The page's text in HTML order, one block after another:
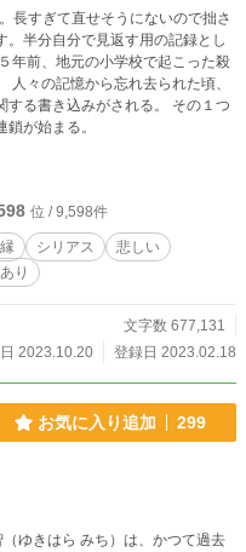
長すぎて直せそうにないので拙さ
。半分自分で見返す用の記録とし
人々の記憶から忘れ去られた頃、
する書き込みがされる。 その１つ
が始まる。
位 / 9,598件
シリアス
悲しい
り
文字数 677,131
2023.10.20
登録日 2023.02.18
お気に入り追加 299
ゆきはら みち）は、かつて過去